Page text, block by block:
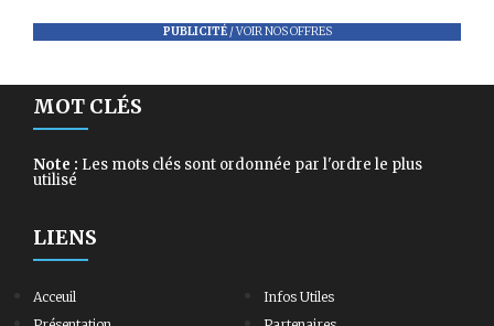
PUBLICITÉ/VOIR NOS OFFRES
MOT CLÉS
Note : Les mots clés sont ordonnée par l'ordre le plus
utilisé
LIENS
Acceuil
Infos Utiles